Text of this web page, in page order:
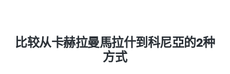
比较从卡赫拉曼馬拉什到科尼亞的2种
方式